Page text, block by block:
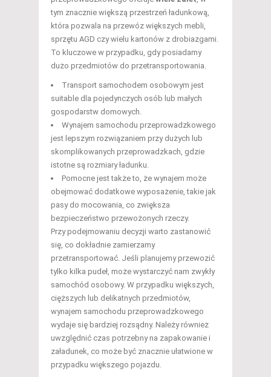
tym znacznie większą przestrzeń ładunkową,
która pozwala na przewóz większych mebli,
sprzętu AGD czy wielu kartonów z drobiazgami.
To kluczowe w przypadku, gdy posiadamy
dużo przedmiotów do przetransportowania.
Transport samochodem osobowym jest
suitable dla pojedynczych osób lub małych
gospodarstw domowych.
Wynajem samochodu przeprowadzkowego
jest lepszym rozwiązaniem przy dużych lub
skomplikowanych przeprowadzkach, gdzie
istotne są rozmiary ładunku.
Pomocne jest także to, że wynajem może
obejmować dodatkowe wyposażenie, takie jak
pasy do mocowania, co zwiększa
bezpieczeństwo przewożonych rzeczy.
Przy podejmowaniu decyzji warto zastanowić
się, co dokładnie zamierzamy
przetransportować. Jeśli planujemy przewozić
tylko kilka pudeł, może wystarczyć nam zwykły
samochód osobowy. W przypadku większych,
cięższych lub delikatnych przedmiotów,
wynajem samochodu przeprowadzkowego
wydaje się bardziej rozsądny. Należy również
uwzględnić czas potrzebny na zapakowanie i
załadunek, co może być znacznie ułatwione w
przypadku większego pojazdu.